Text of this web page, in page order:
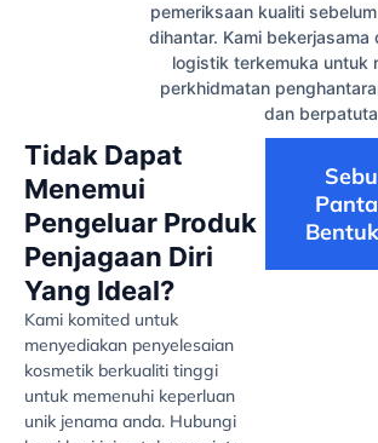
pemeriksaan kualiti
dihantar. Kami
logistik terkemuka untuk
perkhidmatan
dan
Tidak Dapat
Menemui
Pengeluar Produk
Penjagaan Diri
Yang Ideal?
Kami komited untuk
menyediakan penyelesaian
kosmetik berkualiti tinggi
untuk memenuhi keperluan
unik jenama anda. Hubungi